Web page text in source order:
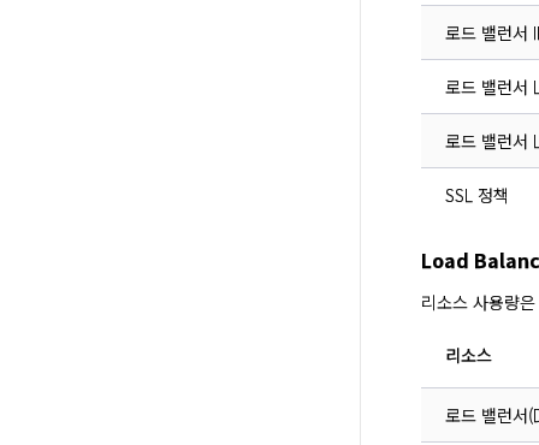
로드 밸런서
로드 밸런서
로드 밸런서
SSL 정책
Load
리소스 사용량
리소스
로드 밸런서